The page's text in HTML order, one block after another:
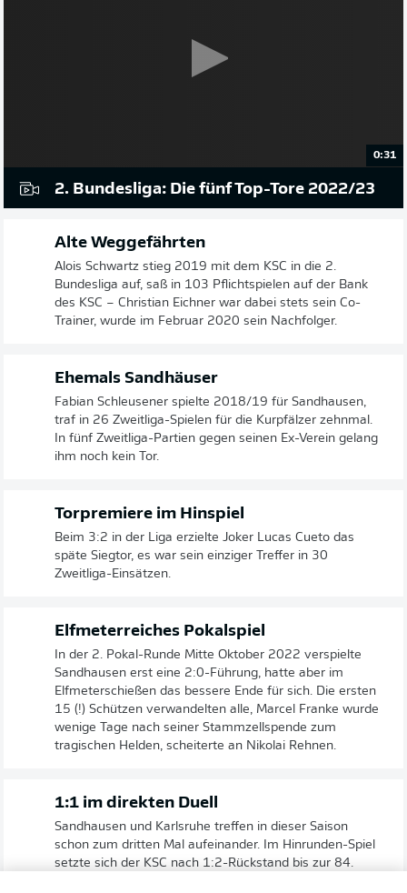
0:31
2. Bundesliga: Die fünf Top-Tore 2022/23
Alte Weggefährten
Alois Schwartz stieg 2019 mit dem KSC in die 2.
Bundesliga auf, saß in 103 Pflichtspielen auf der Bank
des KSC – Christian Eichner war dabei stets sein Co-
Trainer, wurde im Februar 2020 sein Nachfolger.
Ehemals Sandhäuser
Fabian Schleusener spielte 2018/19 für Sandhausen,
traf in 26 Zweitliga-Spielen für die Kurpfälzer zehnmal.
In fünf Zweitliga-Partien gegen seinen Ex-Verein gelang
ihm noch kein Tor.
Torpremiere im Hinspiel
Beim 3:2 in der Liga erzielte Joker Lucas Cueto das
späte Siegtor, es war sein einziger Treffer in 30
Zweitliga-Einsätzen.
Elfmeterreiches Pokalspiel
In der 2. Pokal-Runde Mitte Oktober 2022 verspielte
Sandhausen erst eine 2:0-Führung, hatte aber im
Elfmeterschießen das bessere Ende für sich. Die ersten
15 (!) Schützen verwandelten alle, Marcel Franke wurde
wenige Tage nach seiner Stammzellspende zum
tragischen Helden, scheiterte an Nikolai Rehnen.
1:1 im direkten Duell
Sandhausen und Karlsruhe treffen in dieser Saison
schon zum dritten Mal aufeinander. Im Hinrunden-Spiel
setzte sich der KSC nach 1:2-Rückstand bis zur 84.